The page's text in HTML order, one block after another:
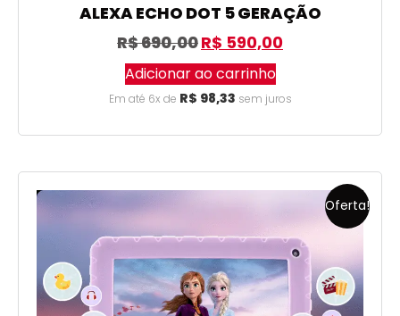
ALEXA ECHO DOT 5 GERAÇÃO
R$690,00R$ 590,00
Adicionar ao carrinho
Em até 6x de R$ 98,33 sem juros
Oferta!